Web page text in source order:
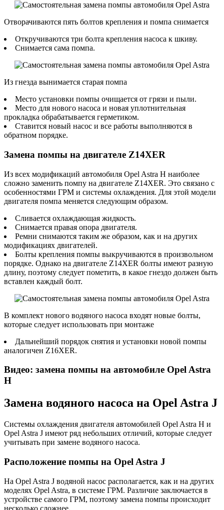
Отворачиваются пять болтов крепления и помпа снимается
Откручиваются три болта крепления насоса к шкиву.
Снимается сама помпа.
Из гнезда вынимается старая помпа
Место установки помпы очищается от грязи и пыли.
Место для нового насоса и новая уплотнительная
прокладка обрабатывается герметиком.
Ставится новый насос и все работы выполняются в
обратном порядке.
Замена помпы на двигателе Z14XER
Из всех модификаций автомобиля Opel Astra H наиболее
сложно заменить помпу на двигателе Z14XER. Это связано с
особенностями ГРМ и системы охлаждения. Для этой модели
двигателя помпа меняется следующим образом.
Сливается охлаждающая жидкость.
Снимается правая опора двигателя.
Ремни снимаются таким же образом, как и на других
модификациях двигателей.
Болты крепления помпы выкручиваются в произвольном
порядке. Однако на двигателе Z14XER болты имеют разную
длину, поэтому следует пометить, в какое гнездо должен быть
вставлен каждый болт.
В комплект нового водяного насоса входят новые болты,
которые следует использовать при монтаже
Дальнейший порядок снятия и установки новой помпы
аналогичен Z16XER.
Видео: замена помпы на автомобиле Opel Astra
H
Замена водяного насоса на Opel Astra J
Системы охлаждения двигателя автомобилей Opel Astra H и
Opel Astra J имеют ряд небольших отличий, которые следует
учитывать при замене водяного насоса.
Расположение помпы на Opel Astra J
На Opel Astra J водяной насос располагается, как и на других
моделях Opel Astra, в системе ГРМ. Различие заключается в
устройстве самого ГРМ, поэтому замена помпы происходит
несколько сложнее.